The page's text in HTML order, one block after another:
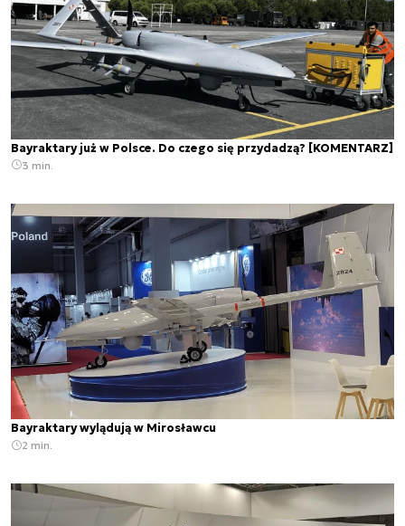
Bayraktary już w Polsce. Do czego się przydadzą? [KOMENTARZ]
3 min.
Bayraktary wylądują w Mirosławcu
2 min.